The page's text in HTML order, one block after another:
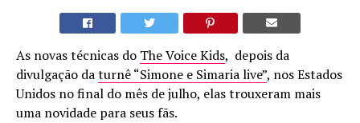
As novas técnicas do The Voice Kids, depois da
divulgação daturnê “Simone e Simaria live”, nos Estados
Unidos no final do mês de julho, elas trouxeram mais
uma novidade para seus fãs.